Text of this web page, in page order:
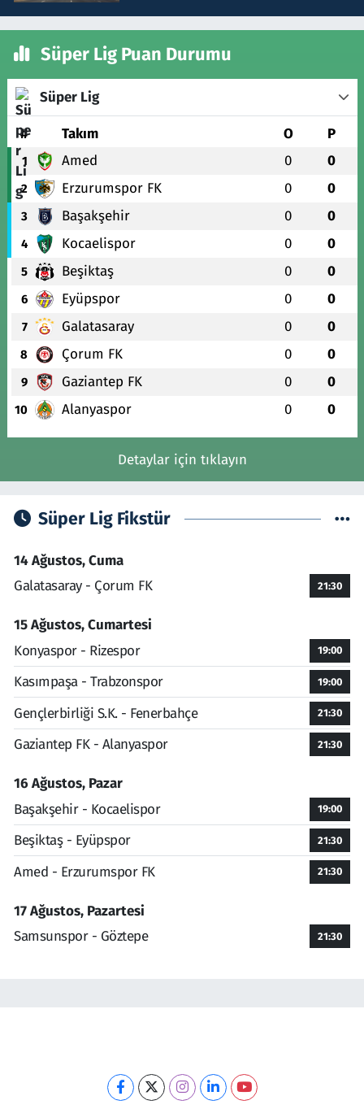
Süper Lig Puan Durumu
Süper Lig
# Takım O P
1 Amed 0 0
2 Erzurumspor FK 0 0
3 Başakşehir 0 0
4 Kocaelispor 0 0
5 Beşiktaş 0 0
6 Eyüpspor 0 0
7 Galatasaray 0 0
8 Çorum FK 0 0
9 Gaziantep FK 0 0
10 Alanyaspor 0 0
Detaylar için tıklayın
Süper Lig Fikstür
14 Ağustos, Cuma
Galatasaray - Çorum FK
21:30
15 Ağustos, Cumartesi
Konyaspor - Rizespor
19:00
Kasımpaşa - Trabzonspor 19:00
Gençlerbirliği S.K. - Fenerbahçe 21:30
Gaziantep FK - Alanyaspor 21:30
16 Ağustos, Pazar
Başakşehir - Kocaelispor
19:00
Beşiktaş - Eyüpspor 21:30
Amed - Erzurumspor FK 21:30
17 Ağustos, Pazartesi
Samsunspor - Göztepe
21:30